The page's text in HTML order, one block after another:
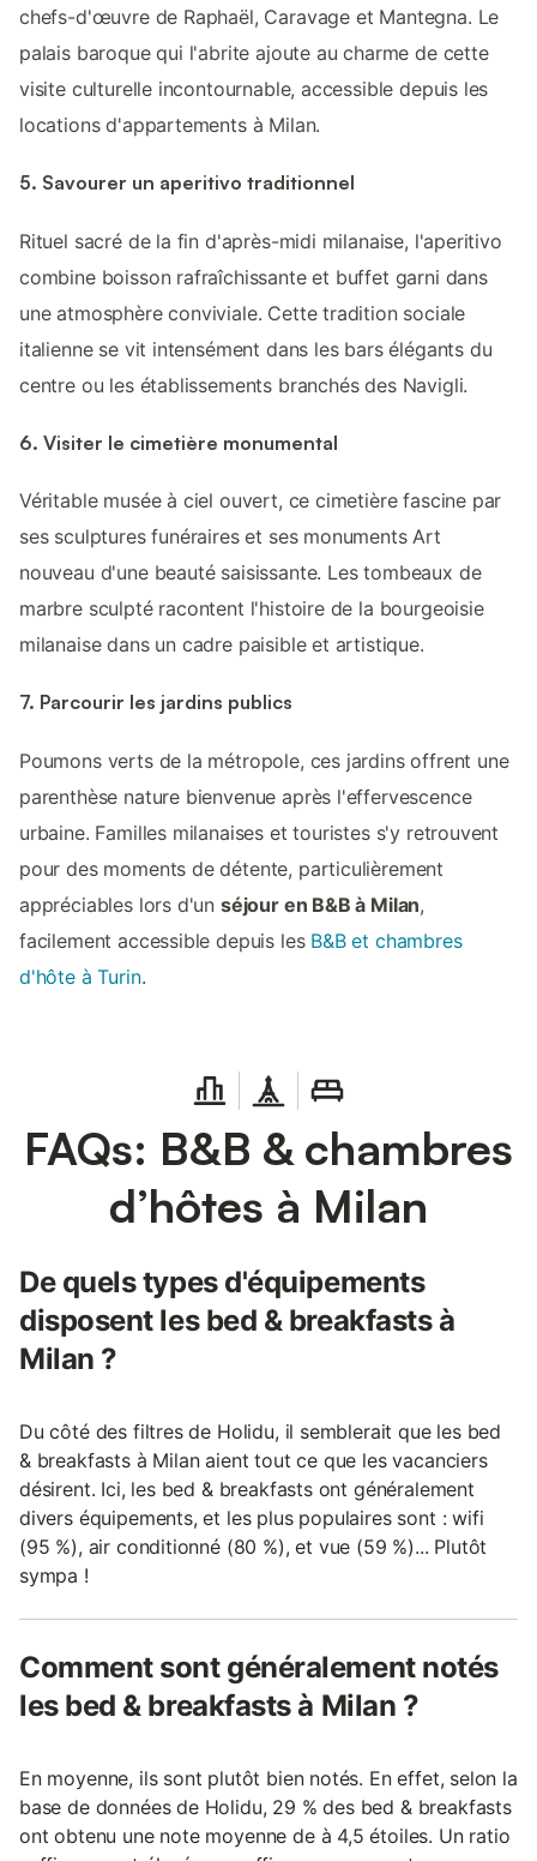
chefs-d'œuvre de Raphaël, Caravage et Mantegna. Le
palais baroque qui l'abrite ajoute au charme de cette
visite culturelle incontournable, accessible depuis les
locations d'appartements à Milan.
5. Savourer un aperitivo traditionnel
Rituel sacré de la fin d'après-midi milanaise, l'aperitivo
combine boisson rafraîchissante et buffet garni dans
une atmosphère conviviale. Cette tradition sociale
italienne se vit intensément dans les bars élégants du
centre ou les établissements branchés des Navigli.
6. Visiter le cimetière monumental
Véritable musée à ciel ouvert, ce cimetière fascine par
ses sculptures funéraires et ses monuments Art
nouveau d'une beauté saisissante. Les tombeaux de
marbre sculpté racontent l'histoire de la bourgeoisie
milanaise dans un cadre paisible et artistique.
7. Parcourir les jardins publics
Poumons verts de la métropole, ces jardins offrent une
parenthèse nature bienvenue après l'effervescence
urbaine. Familles milanaises et touristes s'y retrouvent
pour des moments de détente, particulièrement
appréciables lors d'un séjour en B&B à Milan,
facilement accessible depuis les B&B et chambres
d'hôte à Turin.
FAQs: B&B & chambres
d’hôtes à Milan
De quels types d'équipements
disposent les bed & breakfasts à
Milan ?
Du côté des filtres de Holidu, il semblerait que les bed
& breakfasts à Milan aient tout ce que les vacanciers
désirent. Ici, les bed & breakfasts ont généralement
divers équipements, et les plus populaires sont : wifi
(95 %), air conditionné (80 %), et vue (59 %)... Plutôt
sympa !
Comment sont généralement notés
les bed & breakfasts à Milan ?
En moyenne, ils sont plutôt bien notés. En effet, selon la
base de données de Holidu, 29 % des bed & breakfasts
ont obtenu une note moyenne de à 4,5 étoiles. Un ratio